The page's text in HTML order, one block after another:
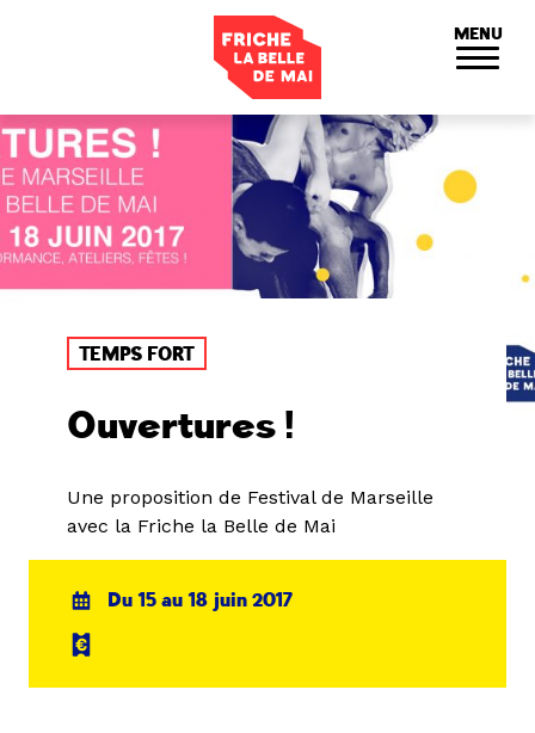
MENU
TEMPS FORT
Ouvertures !
Une proposition de Festival de Marseille
avec la Friche la Belle de Mai
Du 15 au 18 juin 2017
Panneau de gestion des cookies